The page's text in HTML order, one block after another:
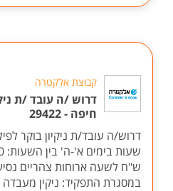
קבוצת אלקטרה
דרוש /ה עובד /ת
חיפה - 29422
ש"ח לשעה ארוחות צהריים
במסגרת התפקיד: ניקין מעבדה